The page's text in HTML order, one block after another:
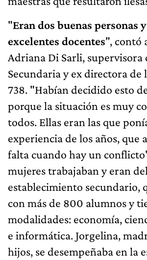
"Eran dos buenas personas
excelentes docentes", contó
Adriana Di Sarli, supervisora
Secundaria y ex directora de
738. "Habían decidido esto
porque la situación es muy
todos. Ellas eran las que
experiencia de los años, que
falta cuando hay un
mujeres trabajaban y eran
establecimiento secundario,
con más de 800 alumnos y
modalidades: economía,
e informática. Jorgelina,
hijos, se desempeñaba en la